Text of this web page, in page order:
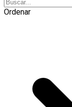
Ordenar